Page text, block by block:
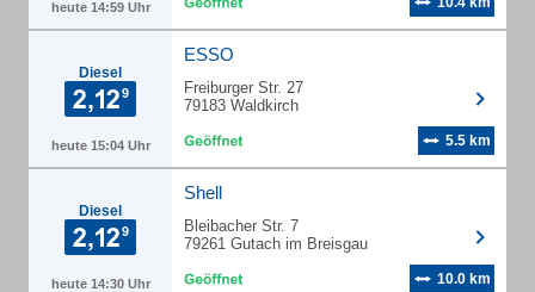
heute 14:59 Uhr
Diesel
heute 15:04 Uhr
ESSO
Freiburger Str. 27
79183 Waldkirch
5.5 km
Diesel
heute 14:30 Uhr
Shell
Bleibacher Str. 7
79261 Gutach im Breisgau
10.0 km